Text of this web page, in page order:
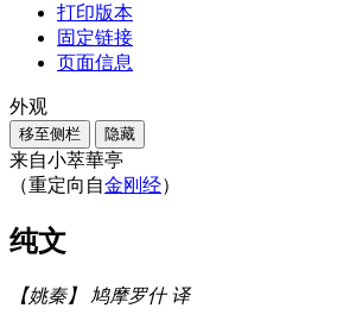
打印版本
固定链接
页面信息
外观
移至侧栏 隐藏
来自小萃華亭
（重定向自金刚经）
纯文
【姚秦】 鸠摩罗什 译